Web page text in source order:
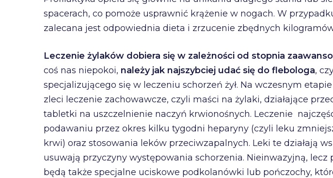
spacerach, co pomoże usprawnić krążenie w nogach. W
zalecana jest odpowiednia dieta i zrzucenie zbędnych
Leczenie żylaków dobiera się w zależności od stopnia
coś nas niepokoi, należy jak najszybciej udać się do flebologa,
specjalizującego się w leczeniu schorzeń żył. Na wczesnym
zleci leczenie zachowawcze, czyli maści na żylaki, działające
tabletki na uszczelnienie naczyń krwionośnych. Leczenie
podawaniu przez okres kilku tygodni heparyny (czyli leku
krwi) oraz stosowania leków przeciwzapalnych. Leki te działają
usuwają przyczyny występowania schorzenia. Nieinwazyjną, lecz
będą także specjalne uciskowe podkolanówki lub pończochy,